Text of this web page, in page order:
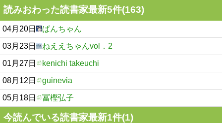
読みおわった読書家最新5件(163)
04月20日 ぱんちゃん
03月23日 ねええちゃんvol．2
01月27日 kenichi takeuchi
08月12日 guinevia
05月18日 冨樫弘子
今読んでいる読書家最新1件(1)